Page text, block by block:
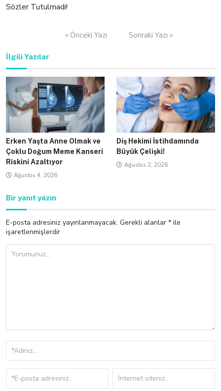
Sözler Tutulmadı!
« Önceki Yazı Sonraki Yazı »
İlgili Yazılar
Erken Yaşta Anne Olmak ve
Çoklu Doğum Meme Kanseri
Riskini Azaltıyor
Ağustos 4, 2026
Diş Hekimi İstihdamında
Büyük Çelişki!
Ağustos 2, 2026
Bir yanıt yazın
E-posta adresiniz yayınlanmayacak. Gerekli alanlar * ile
işaretlenmişlerdir